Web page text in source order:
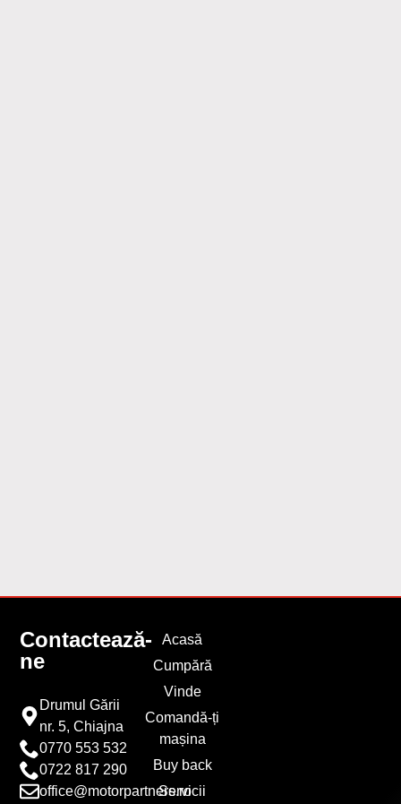
Contactează-
ne
Drumul Gării
nr. 5, Chiajna
0770 553 532
0722 817 290
office@motorpartners.ro
Acasă
Cumpără
Vinde
Comandă-ți
mașina
Buy back
Servicii